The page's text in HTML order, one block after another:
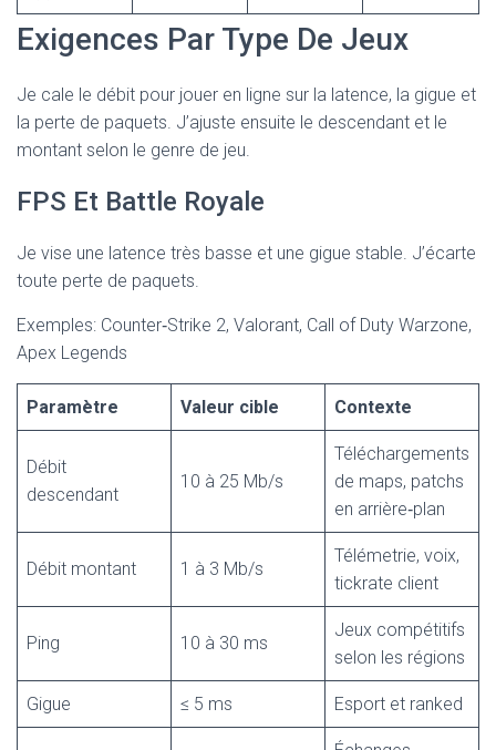
Exigences Par Type De Jeux
Je cale le débit pour jouer en ligne sur la latence, la gigue et
la perte de paquets. J’ajuste ensuite le descendant et le
montant selon le genre de jeu.
FPS Et Battle Royale
Je vise une latence très basse et une gigue stable. J’écarte
toute perte de paquets.
Exemples: Counter‑Strike 2, Valorant, Call of Duty Warzone,
Apex Legends
Paramètre Valeur cible Contexte
Débit
descendant
10 à 25 Mb/s
Téléchargements
de maps, patchs
en arrière‑plan
Débit montant 1 à 3 Mb/s
Télémetrie, voix,
tickrate client
Ping 10 à 30 ms
Jeux compétitifs
selon les régions
Gigue ≤ 5 ms Esport et ranked